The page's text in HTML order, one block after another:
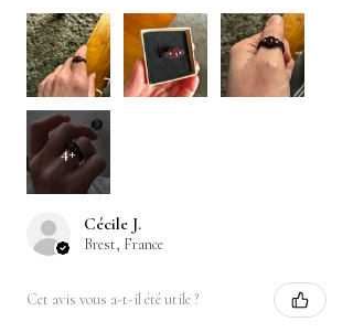
4+
Cécile J.
Brest, France
Cet avis vous a-t-il été utile ?